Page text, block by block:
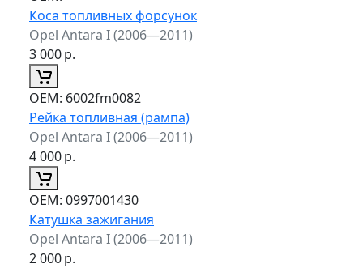
Коса топливных форсунок
Opel Antara I (2006—2011)
3 000р.
ОЕМ: 6002fm0082
Рейка топливная (рампа)
Opel Antara I (2006—2011)
4 000р.
ОЕМ: 0997001430
Катушка зажигания
Opel Antara I (2006—2011)
2 000р.